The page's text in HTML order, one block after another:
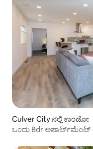
Culver City ನಲ್ಲಿ ಕಾಂಡೋ
ಒಂದು Bdr ಅಪಾರ್ಟ್‌ಮೆಂಟ್